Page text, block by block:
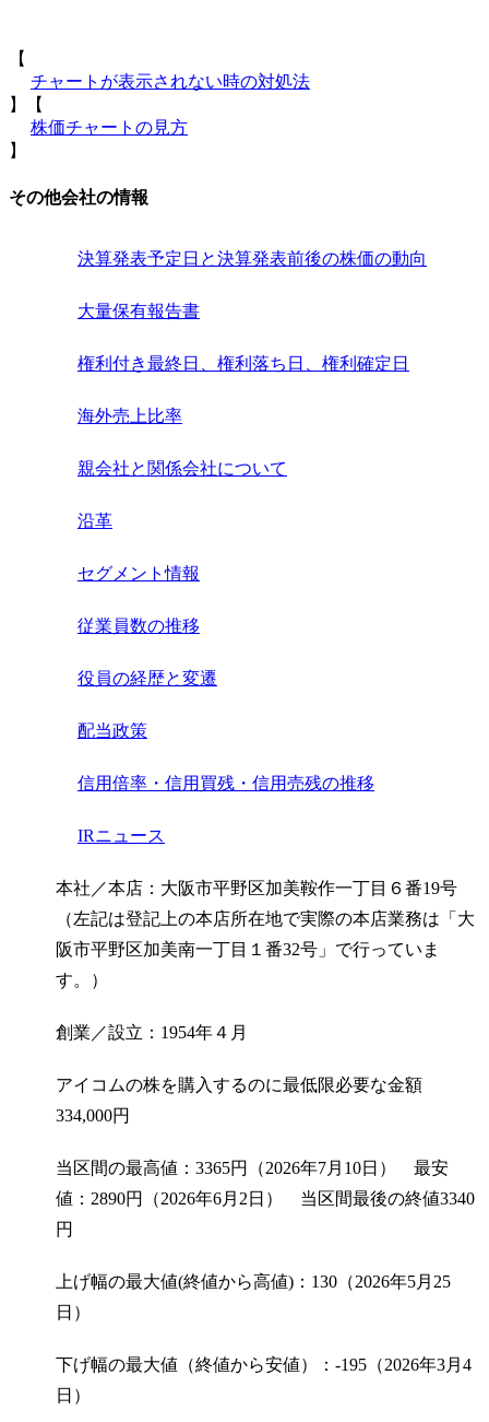
【
チャートが表示されない時の対処法
】【
株価チャートの見方
】
その他会社の情報
決算発表予定日と決算発表前後の株価の動向
大量保有報告書
権利付き最終日、権利落ち日、権利確定日
海外売上比率
親会社と関係会社について
沿革
セグメント情報
従業員数の推移
役員の経歴と変遷
配当政策
信用倍率・信用買残・信用売残の推移
IRニュース
本社／本店：大阪市平野区加美鞍作一丁目６番19号
（左記は登記上の本店所在地で実際の本店業務は「大
阪市平野区加美南一丁目１番32号」で行っていま
す。）
創業／設立：1954年４月
アイコムの株を購入するのに最低限必要な金額
334,000円
当区間の最高値：3365円（2026年7月10日） 最安
値：2890円（2026年6月2日） 当区間最後の終値3340
円
上げ幅の最大値(終値から高値)：130（2026年5月25
日）
下げ幅の最大値（終値から安値）：-195（2026年3月4
日）